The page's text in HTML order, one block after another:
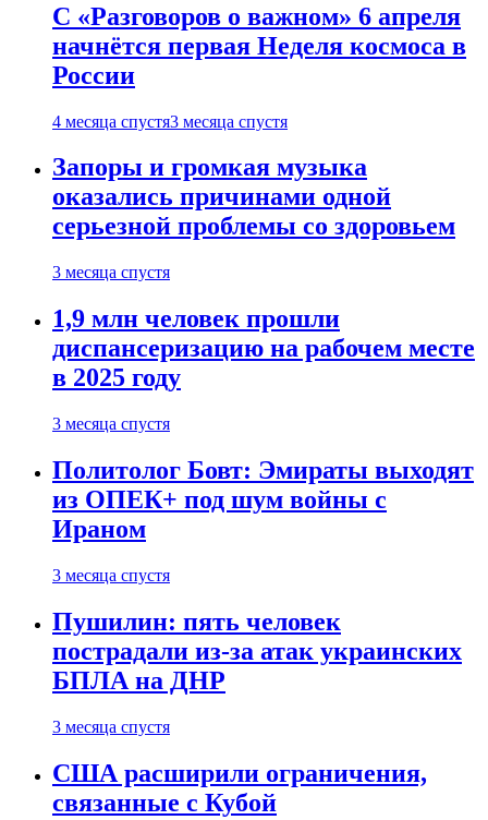
С «Разговоров о важном» 6 апреля
начнётся первая Неделя космоса в
России
4 месяца спустя3 месяца спустя
Запоры и громкая музыка
оказались причинами одной
серьезной проблемы со здоровьем
3 месяца спустя
1,9 млн человек прошли
диспансеризацию на рабочем месте
в 2025 году
3 месяца спустя
Политолог Бовт: Эмираты выходят
из ОПЕК+ под шум войны с
Ираном
3 месяца спустя
Пушилин: пять человек
пострадали из-за атак украинских
БПЛА на ДНР
3 месяца спустя
США расширили ограничения,
связанные с Кубой